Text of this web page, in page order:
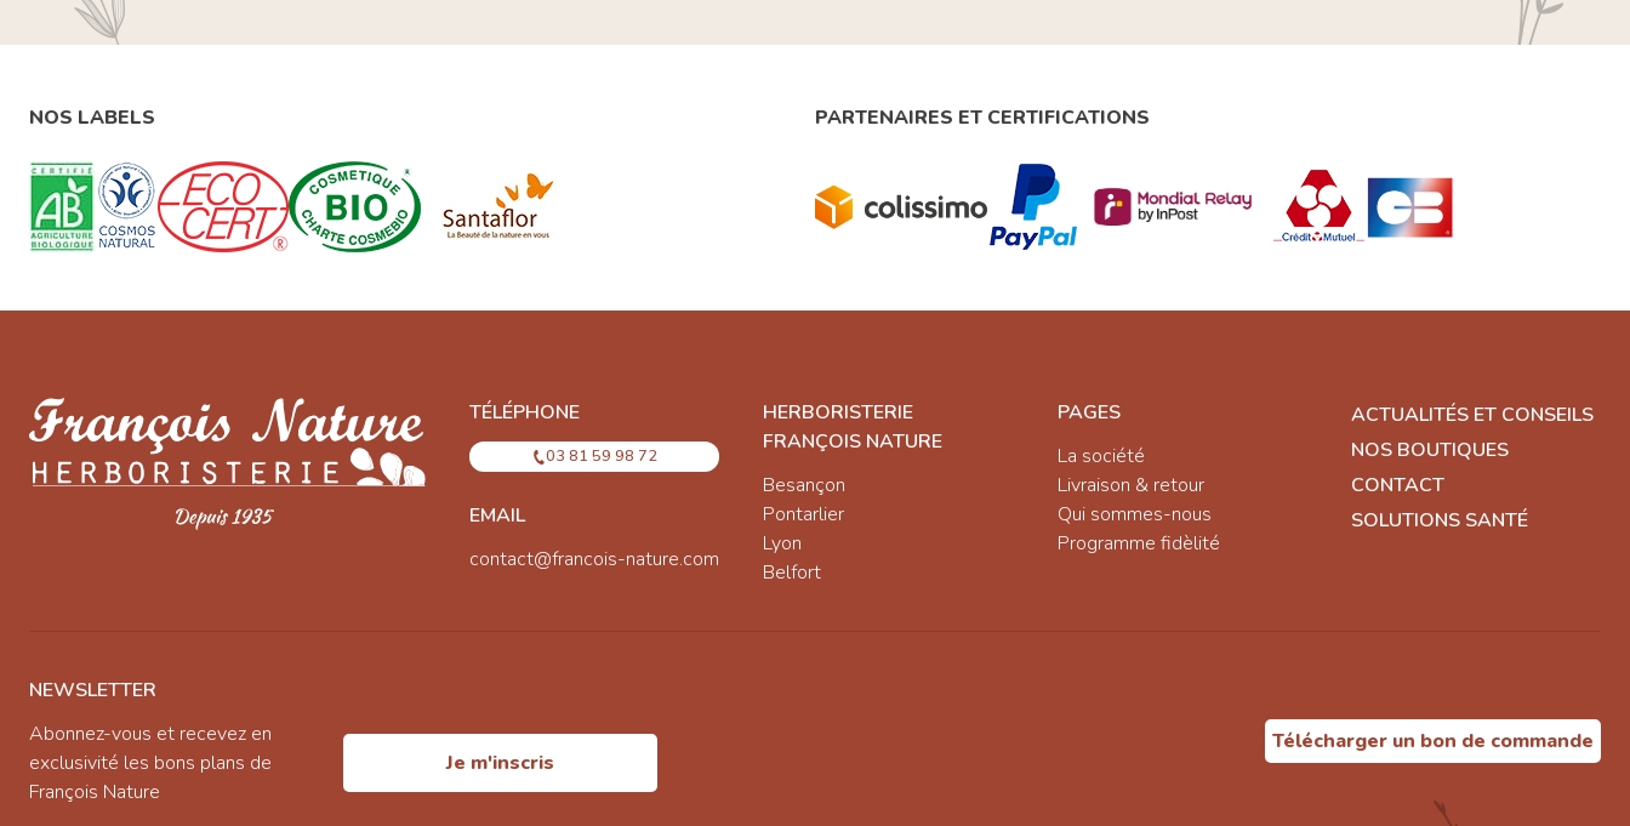
NOS LABELS PARTENAIRES ET CERTIFICATIONS
TÉLÉPHONE
03 81 59 98 72
EMAIL
contact@francois-nature.com
HERBORISTERIE
FRANÇOIS NATURE
Besançon
Pontarlier
Lyon
Belfort
PAGES
La société
Livraison & retour
Qui sommes-nous
Programme fidèlité
ACTUALITÉS ET CONSEILS
NOS BOUTIQUES
CONTACT
SOLUTIONS SANTÉ
NEWSLETTER
Abonnez-vous et recevez en
exclusivité les bons plans de
François Nature
Je m'inscris
Télécharger un bon de commande